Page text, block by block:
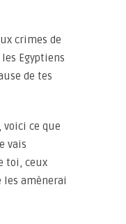
crimes de
Egyptiens
de tes
voici ce que
vais
toi, ceux
les amènerai